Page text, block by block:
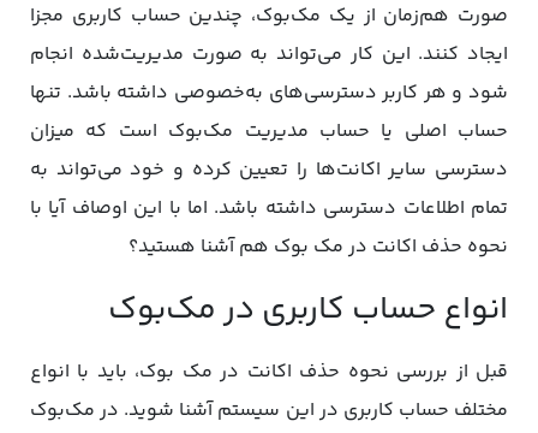
صورت هم‌زمان از یک مک‌بوک، چندین حساب کاربری مجزا
ایجاد کنند. این کار می‌تواند به صورت مدیریت‌شده انجام
شود و هر کاربر دسترسی‌های به‌خصوصی داشته باشد. تنها
حساب اصلی یا حساب مدیریت مک‌بوک است که میزان
دسترسی سایر اکانت‌ها را تعیین کرده و خود می‌تواند به
تمام اطلاعات دسترسی داشته باشد. اما با این اوصاف آیا با
نحوه حذف اکانت در مک بوک هم آشنا هستید؟
انواع حساب کاربری در مک‌بوک
قبل از بررسی نحوه حذف اکانت در مک بوک، باید با انواع
مختلف حساب‌ کاربری در این سیستم آشنا شوید. در مک‌بوک